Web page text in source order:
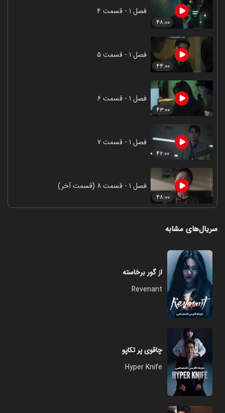
۴۸:۰۰
فصل ۱ - قسمت ۴
۴۴:۰۰
فصل ۱ - قسمت ۵
۴۳:۰۰
فصل ۱ - قسمت ۶
۴۲:۰۰
فصل ۱ - قسمت ۷
۴۸:۰۰
فصل ۱ - قسمت ۸ (قسمت آخر)
سریال‌های مشابه
از گور برخاسته
Revenant
چاقوی پر تکاپو
Hyper Knife